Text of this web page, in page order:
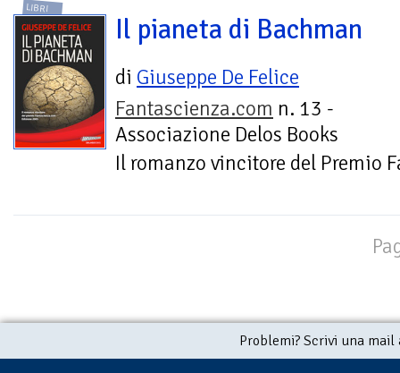
LIBRI
Il pianeta di Bachman
di Giuseppe De Felice
Fantascienza.com n. 13 -
Associazione Delos Books
Il romanzo vincitore del Premio
Problemi? Scrivi una